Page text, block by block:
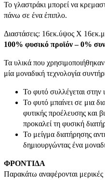
Το γλαστράκι μπορεί να
πάνω σε ένα έπιπλο.
Διαστάσεις: 16εκ.ύψος Χ
100% φυσικό προϊόν – 0%
Τα υλικά που
μία μοναδική τεχνολογία
Το φυτό συλλέγεται στην
Το φυτό μπαίνει σε μια
φυτικής προέλευσης και
προκαλεί τη φυσική
Το μείγμα διατήρησης
δημιουργώντας ένα
ΦΡΟΝΤΙΔΑ
Παρακάτω αναφέρονται μερικές